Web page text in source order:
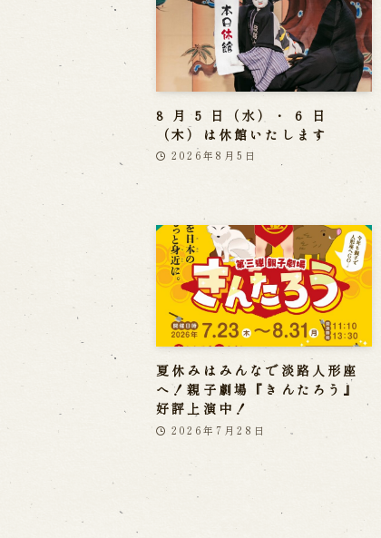
8 月 5 日（水）・ 6 日
（木）は休館いたします
2026年8月5日
夏休みはみんなで淡路人形座
へ！親子劇場『きんたろう』
好評上演中！
2026年7月28日